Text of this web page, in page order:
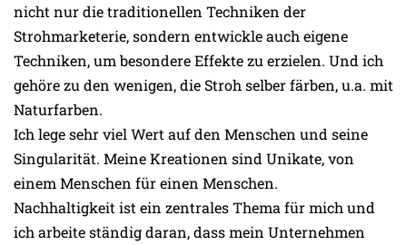
nicht nur die traditionellen Techniken der
Strohmarketerie, sondern entwickle auch eigene
Techniken, um besondere Effekte zu erzielen. Und ich
gehöre zu den wenigen, die Stroh selber färben, u.a. mit
Naturfarben.
Ich lege sehr viel Wert auf den Menschen und seine
Singularität. Meine Kreationen sind Unikate, von
einem Menschen für einen Menschen.
Nachhaltigkeit ist ein zentrales Thema für mich und
ich arbeite ständig daran, dass mein Unternehmen